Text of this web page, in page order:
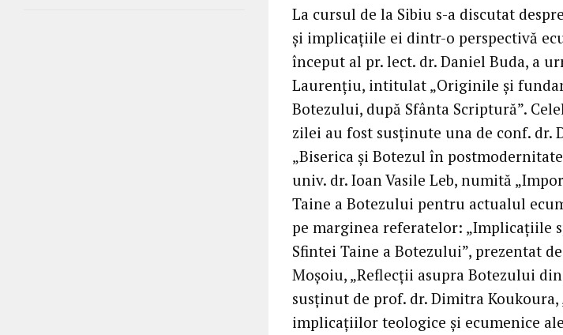
La cursul de la Sibiu s-a discutat
şi implicaţiile ei dintr-o perspectivă
început al pr. lect. dr. Daniel Buda, a
Laurenţiu, intitulat „Originile şi
Botezului, după Sfânta Scriptură”.
zilei au fost susţinute una de conf. dr.
„Biserica şi Botezul în
univ. dr. Ioan Vasile Leb, numită
Taine a Botezului pentru actualul
pe marginea referatelor: „Implicaţiile
Sfintei Taine a Botezului”, prezentat
Moşoiu, „Reflecţii asupra Botezului
susţinut de prof. dr. Dimitra Koukoura,
implicaţiilor teologice şi ecumenice